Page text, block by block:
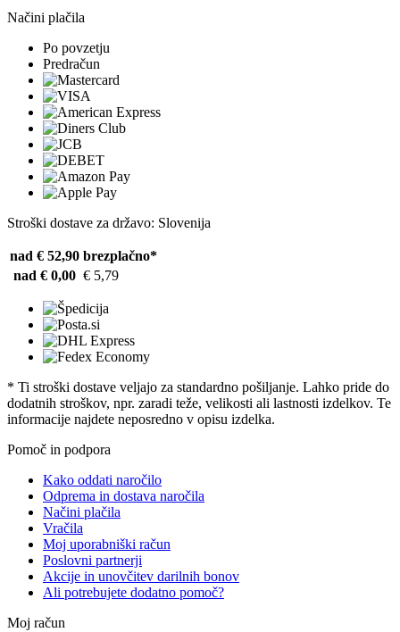
Načini plačila
Po povzetju
Predračun
Stroški dostave za državo: Slovenija
nad € 52,90 brezplačno*
nad € 0,00 € 5,79
* Ti stroški dostave veljajo za standardno pošiljanje. Lahko pride do
dodatnih stroškov, npr. zaradi teže, velikosti ali lastnosti izdelkov. Te
informacije najdete neposredno v opisu izdelka.
Pomoč in podpora
Kako oddati naročilo
Odprema in dostava naročila
Načini plačila
Vračila
Moj uporabniški račun
Poslovni partnerji
Akcije in unovčitev darilnih bonov
Ali potrebujete dodatno pomoč?
Moj račun